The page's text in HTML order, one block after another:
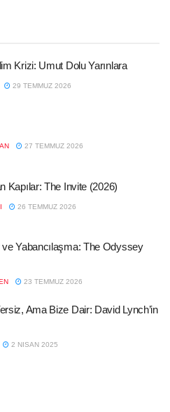
Krizi: Umut Dolu Yarınlara
29 TEMMUZ 2026
27 TEMMUZ 2026
Kapılar: The Invite (2026)
26 TEMMUZ 2026
Yabancılaşma: The Odyssey
23 TEMMUZ 2026
Ama Bize Dair: David Lynch’in
2 NISAN 2025